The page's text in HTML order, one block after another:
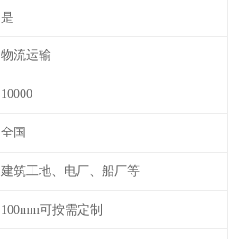
是
物流运输
10000
全国
建筑工地、电厂、船厂等
100mm可按需定制